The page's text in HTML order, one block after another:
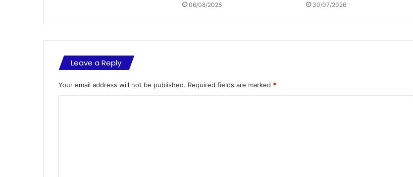
06/08/2026 30/07/2026
Leave a Reply
Your email address will not be published. Required fields are marked *